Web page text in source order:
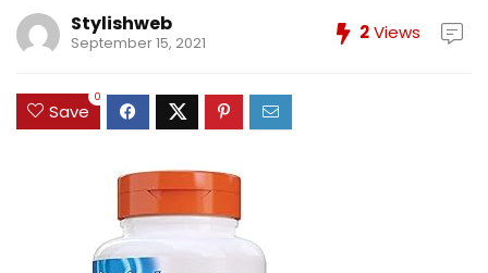
Stylishweb
September 15, 2021 2Views
Save
0